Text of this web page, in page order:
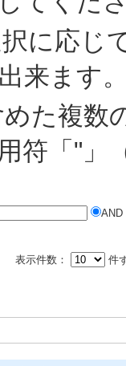
に応じ
来ます
た複数
符「"」
AND
表示件数： 件